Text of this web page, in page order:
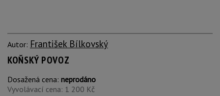
Autor: František Bílkovský
KOŇSKÝ POVOZ
Dosažená cena: neprodáno
Vyvolávací cena: 1 200 Kč